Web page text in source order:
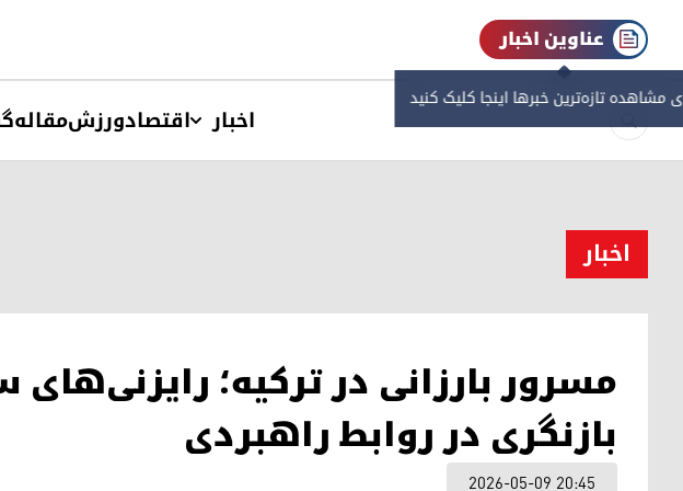
عناوین اخبار
مشاهده‌ تازه‌ترین خبرها اینجا کلیک کنید
اخبار اقتصادورزشمقاله
اخبار
مسرور بارزانی در ترکیه؛ رایزنی‌های
بازنگری در روابط راهبردی
2026-05-09 20:45